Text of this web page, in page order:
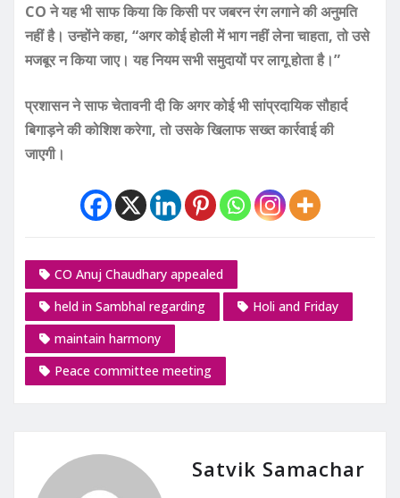
CO ने यह भी साफ किया कि किसी पर जबरन रंग लगाने की अनुमति
नहीं है। उन्होंने कहा, “अगर कोई होली में भाग नहीं लेना चाहता, तो उसे
मजबूर न किया जाए। यह नियम सभी समुदायों पर लागू होता है।”
प्रशासन ने साफ चेतावनी दी कि अगर कोई भी सांप्रदायिक सौहार्द
बिगाड़ने की कोशिश करेगा, तो उसके खिलाफ सख्त कार्रवाई की
जाएगी।
CO Anuj Chaudhary appealed
held in Sambhal regarding
Holi and Friday
maintain harmony
Peace committee meeting
Satvik Samachar